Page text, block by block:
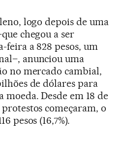
logo depois de uma
chegou a ser
feira a 828 pesos, um
anunciou uma
no mercado cambial,
de dólares para
moeda. Desde em 18 de
começaram, o
pesos (16,7%).